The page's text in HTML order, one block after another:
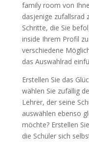
family room von
dasjenige zufallsrad
Schritte, die Sie
inside Ihrem Profil
verschiedene
das Auswahlrad
Erstellen Sie das
wählen Sie zufällig
Lehrer, der seine
auswählen ebenso
möchte? Erstellen
die Schüler sich